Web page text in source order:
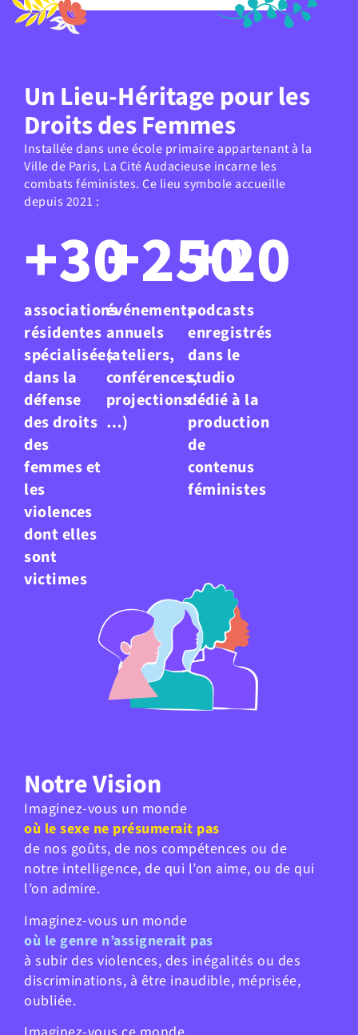
Un Lieu-Héritage pour les
Droits des Femmes
Installée dans une école primaire appartenant à la
Ville de Paris, La Cité Audacieuse incarne les
combats féministes. Ce lieu symbole accueille
depuis 2021 :
+30
associations
résidentes
spécialisées
dans la
défense
des droits
des
femmes et
les
violences
dont elles
sont
victimes
+250
événements
annuels
(ateliers,
conférences,
projections
…)
+20
podcasts
enregistrés
dans le
studio
dédié à la
production
de
contenus
féministes
Notre Vision
Imaginez-vous un monde
où le sexe ne présumerait pas
de nos goûts, de nos compétences ou de
notre intelligence, de qui l’on aime, ou de qui
l’on admire.
Imaginez-vous un monde
où le genre n’assignerait pas
à subir des violences, des inégalités ou des
discriminations, à être inaudible, méprisée,
oubliée.